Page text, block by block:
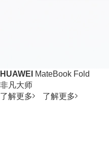
HUAWEI
MateBook Fold
非凡大师
了解更多
了解更多